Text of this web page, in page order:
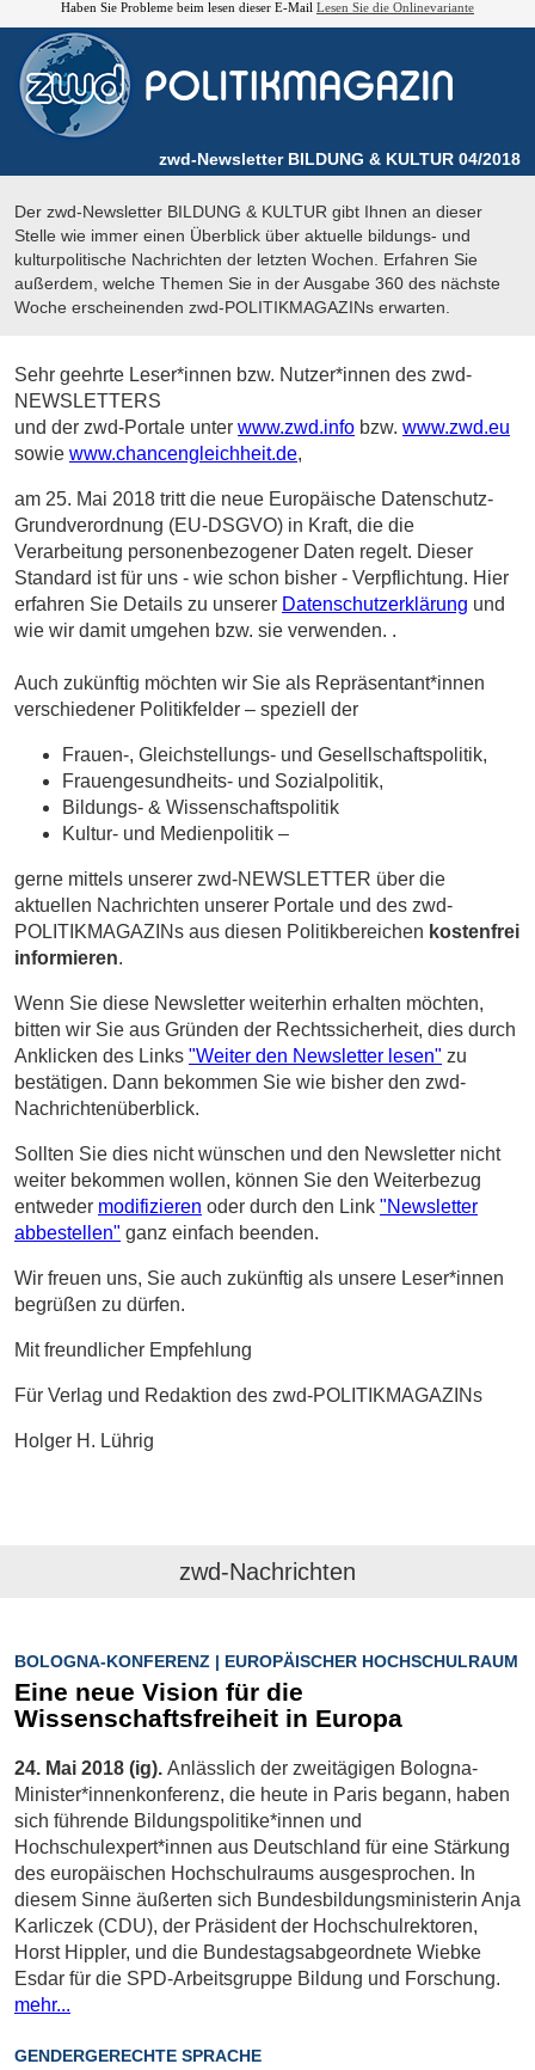
Haben Sie Probleme beim lesen dieser E-Mail Lesen Sie die Onlinevariante
zwd-Newsletter BILDUNG & KULTUR 04/2018
Der zwd-Newsletter BILDUNG & KULTUR gibt Ihnen an dieser
Stelle wie immer einen Überblick über aktuelle bildungs- und
kulturpolitische Nachrichten der letzten Wochen. Erfahren Sie
außerdem, welche Themen Sie in der Ausgabe 360 des nächste
Woche erscheinenden zwd-POLITIKMAGAZINs erwarten.
Sehr geehrte Leser*innen bzw. Nutzer*innen des zwd-
NEWSLETTERS
und der zwd-Portale unter www.zwd.info bzw. www.zwd.eu
sowie www.chancengleichheit.de,
am 25. Mai 2018 tritt die neue Europäische Datenschutz-
Grundverordnung (EU-DSGVO) in Kraft, die die
Verarbeitung personenbezogener Daten regelt. Dieser
Standard ist für uns - wie schon bisher - Verpflichtung. Hier
erfahren Sie Details zu unserer Datenschutzerklärung und
wie wir damit umgehen bzw. sie verwenden. .
Auch zukünftig möchten wir Sie als Repräsentant*innen
verschiedener Politikfelder – speziell der
Frauen-, Gleichstellungs- und Gesellschaftspolitik,
Frauengesundheits- und Sozialpolitik,
Bildungs- & Wissenschaftspolitik
Kultur- und Medienpolitik –
gerne mittels unserer zwd-NEWSLETTER über die
aktuellen Nachrichten unserer Portale und des zwd-
POLITIKMAGAZINs aus diesen Politikbereichen kostenfrei
informieren.
Wenn Sie diese Newsletter weiterhin erhalten möchten,
bitten wir Sie aus Gründen der Rechtssicherheit, dies durch
Anklicken des Links "Weiter den Newsletter lesen" zu
bestätigen. Dann bekommen Sie wie bisher den zwd-
Nachrichtenüberblick.
Sollten Sie dies nicht wünschen und den Newsletter nicht
weiter bekommen wollen, können Sie den Weiterbezug
entweder modifizieren oder durch den Link "Newsletter
abbestellen" ganz einfach beenden.
Wir freuen uns, Sie auch zukünftig als unsere Leser*innen
begrüßen zu dürfen.
Mit freundlicher Empfehlung
Für Verlag und Redaktion des zwd-POLITIKMAGAZINs
Holger H. Lührig
zwd-Nachrichten
BOLOGNA-KONFERENZ | EUROPÄISCHER HOCHSCHULRAUM
Eine neue Vision für die
Wissenschaftsfreiheit in Europa
24. Mai 2018 (ig). Anlässlich der zweitägigen Bologna-
Minister*innenkonferenz, die heute in Paris begann, haben
sich führende Bildungspolitike*innen und
Hochschulexpert*innen aus Deutschland für eine Stärkung
des europäischen Hochschulraums ausgesprochen. In
diesem Sinne äußerten sich Bundesbildungsministerin Anja
Karliczek (CDU), der Präsident der Hochschulrektoren,
Horst Hippler, und die Bundestagsabgeordnete Wiebke
Esdar für die SPD-Arbeitsgruppe Bildung und Forschung.
mehr...
GENDERGERECHTE SPRACHE